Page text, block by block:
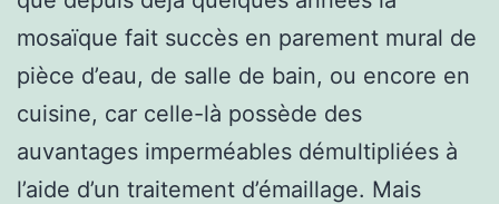
mosaïque fait succès en parement mural de
pièce d’eau, de salle de bain, ou encore en
cuisine, car celle-là possède des
auvantages imperméables démultipliées à
l’aide d’un traitement d’émaillage. Mais